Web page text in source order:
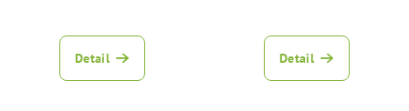
Detail Detail